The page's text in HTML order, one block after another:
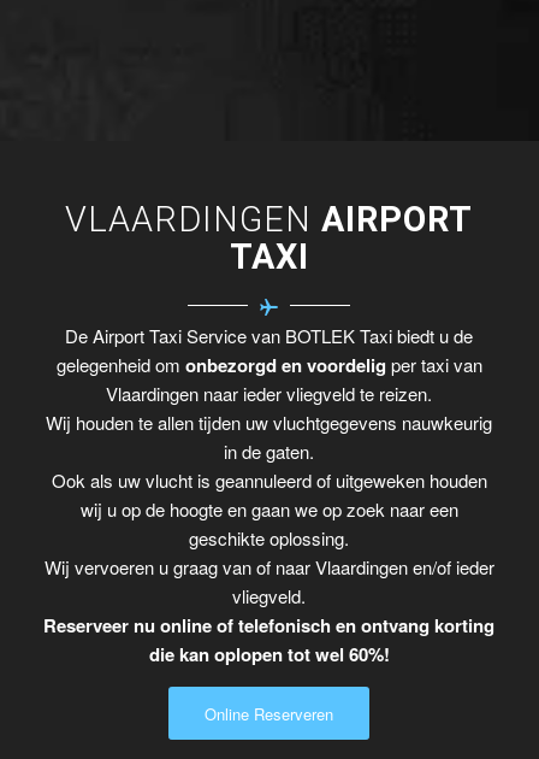
VLAARDINGENAIRPORT
TAXI
De Airport Taxi Service van BOTLEK Taxi biedt u de
gelegenheid om onbezorgd en voordelig per taxi van
Vlaardingen naar ieder vliegveld te reizen.
Wij houden te allen tijden uw vluchtgegevens nauwkeurig
in de gaten.
Ook als uw vlucht is geannuleerd of uitgeweken houden
wij u op de hoogte en gaan we op zoek naar een
geschikte oplossing.
Wij vervoeren u graag van of naar Vlaardingen en/of ieder
vliegveld.
Reserveer nu online of telefonisch en ontvang korting
die kan oplopen tot wel 60%!
Online Reserveren